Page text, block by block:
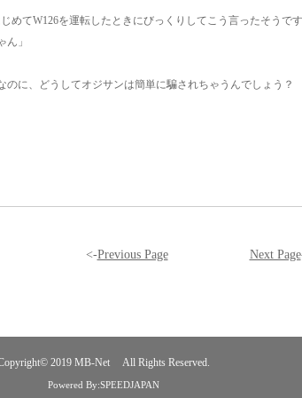
めてW126を運転したときにびっくりしてこう言ったそうです
ん」
のに、どうしてオジサンは簡単に騙されちゃうんでしょう？
<-Previous Page Next Page
2019 MB-Net All Rights Reserved.
Powered By:SPEEDJAPAN